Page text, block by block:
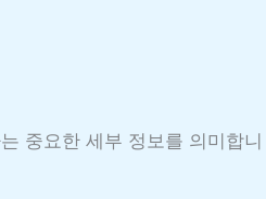
중요한 세부 정보를 의미합니